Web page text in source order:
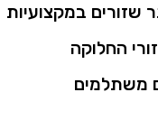
שזורים במקצועיות
החלוקה
משתלמים